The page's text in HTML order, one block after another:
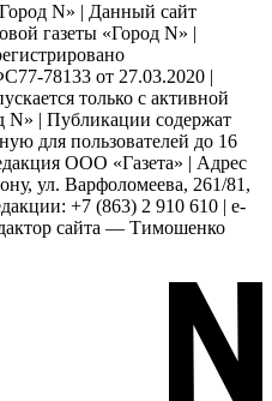
N» | Данный сайт
газеты «Город N» |
78133 от 27.03.2020 |
только с активной
N» | Публикации содержат
для пользователей до 16
ООО «Газета» | Адрес
ул. Варфоломеева, 261/81,
+7 (863) 2 910 610 | e-
сайта — Тимошенко